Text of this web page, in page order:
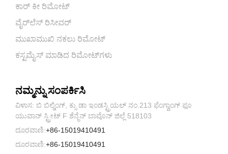
ಕಾರ್ ಕೀ ರಿಮೋಟ್
ವೈರ್‌ಲೆಸ್ ರಿಸೀವರ್
ಮುಖಾಮುಖಿ ನಕಲು ರಿಮೋಟ್
ಕಸ್ಟಮೈಸ್ ಮಾಡಿದ ರಿಮೋಟ್‌ಗಳು
ನಮ್ಮನ್ನು ಸಂಪರ್ಕಿಸಿ
ವಿಳಾಸ: ಬಿ ಬಿಲ್ಡಿಂಗ್, ಕ್ಸು ಡಾ ಇಂಡಸ್ಟ್ರಿಯಲ್ ನಂ.213 ಫೆಂಗ್ವಾಂಗ್ ಫೂ
ಯುವಾನ್ ಸ್ಟ್ರೀಟ್ F ಶೆನ್ಜೆನ್ ಬಾವೊನ್ ಜಿಲ್ಲೆ 518103
ದೂರವಾಣಿ:+86-15019410491
ದೂರವಾಣಿ:+86-15019410491